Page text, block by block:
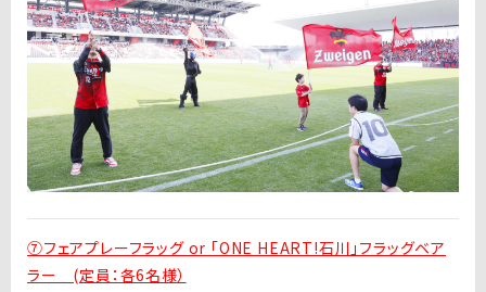
⑦フェアプレーフラッグ or 「ONE HEART!石川」フラッグベア
ラー (定員：各6名様）